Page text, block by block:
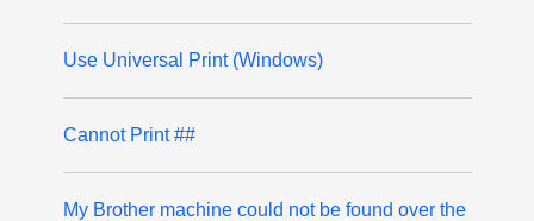
Use Universal Print (Windows)
Cannot Print ##
My Brother machine could not be found over the